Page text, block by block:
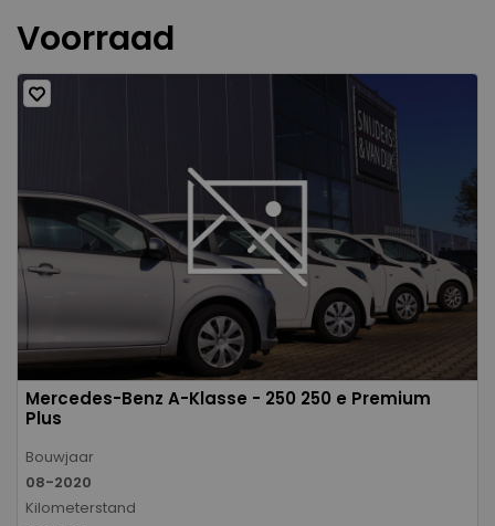
Voorraad
Mercedes-Benz A-Klasse - 250 250 e Premium
Plus
Bouwjaar
08-2020
Kilometerstand